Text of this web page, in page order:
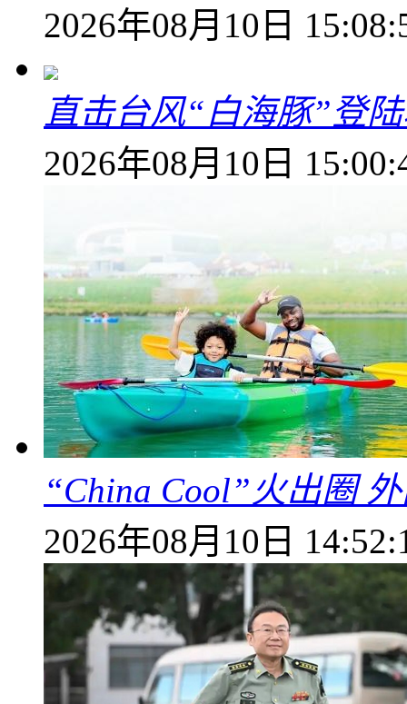
2026年08月10日
直击台风“白海豚”登
2026年08月10日
“China Cool”火出圈
2026年08月10日